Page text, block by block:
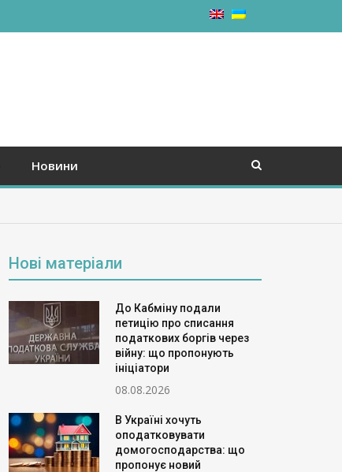
Новини
Нові матеріали
До Кабміну подали
петицію про списання
податкових боргів через
війну: що пропонують
ініціатори
08.08.2026
В Україні хочуть
оподатковувати
домогосподарства: що
пропонує новий